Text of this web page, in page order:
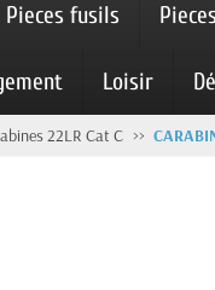
Pieces fusils
Loisir
22LR Cat C